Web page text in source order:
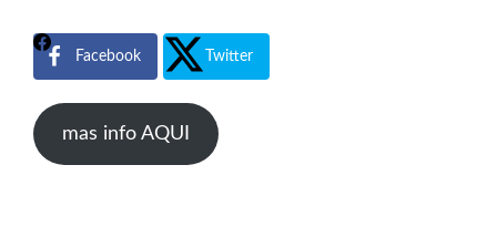
Facebook Twitter
mas info AQUI